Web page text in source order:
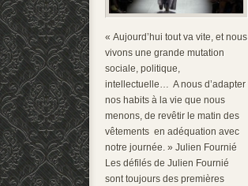
« Aujourd’hui tout va vite, et nous
vivons une grande mutation
sociale, politique,
intellectuelle… A nous d’adapter
nos habits à la vie que nous
menons, de revêtir le matin des
vêtements en adéquation avec
notre journée. » Julien Fournié
Les défilés de Julien Fournié
sont toujours des premières